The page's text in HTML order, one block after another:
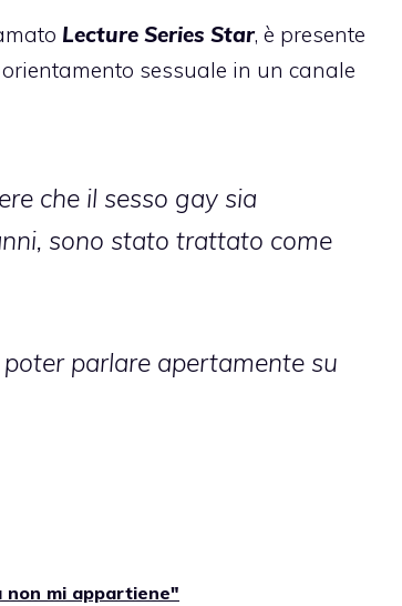
Lecture Series Star, è presente
sessuale in un canale
che il sesso gay sia
sono stato trattato come
parlare apertamente su
non mi appartiene"